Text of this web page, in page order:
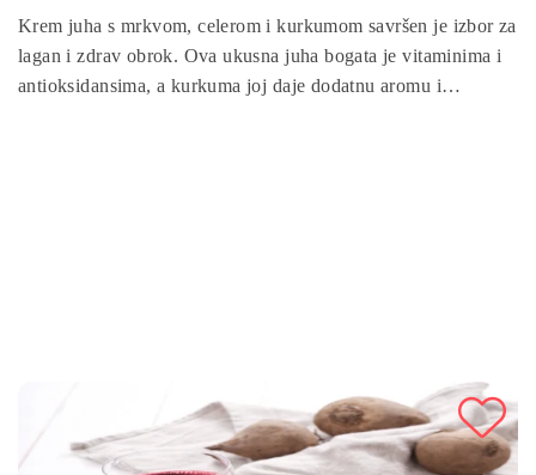
Krem juha s mrkvom, celerom i kurkumom savršen je izbor za
lagan i zdrav obrok. Ova ukusna juha bogata je vitaminima i
antioksidansima, a kurkuma joj daje dodatnu aromu i